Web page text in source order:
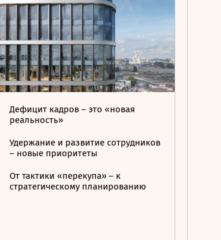
Дефицит кадров – это «новая
реальность»
Удержание и развитие сотрудников
– новые приоритеты
От тактики «перекупа» – к
стратегическому планированию